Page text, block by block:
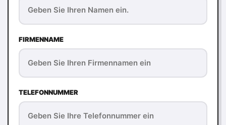
FIRMENNAME
TELEFONNUMMER